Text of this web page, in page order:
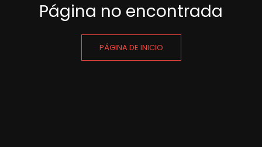
Página no encontrada
PÁGINA DE INICIO